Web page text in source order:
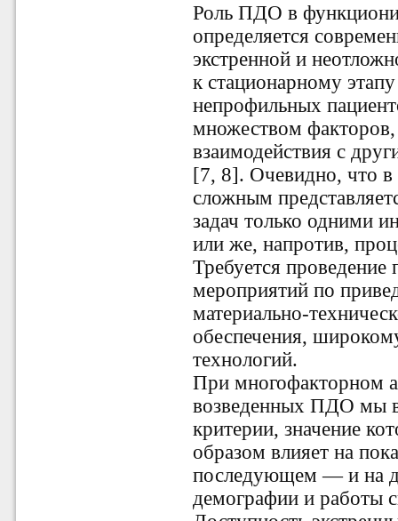
Роль ПДО в
определяется
экстренной и
к стационарному
непрофильных
множеством
взаимодействия с
[7, 8]. Очевидно, что в
сложным
задач только одними
или же, напротив,
Требуется
мероприятий по
материально-
обеспечения,
технологий.
При многофакторном
возведенных ПДО мы в
критерии, значение
образом влияет на
последующем — и на
демографии и работы